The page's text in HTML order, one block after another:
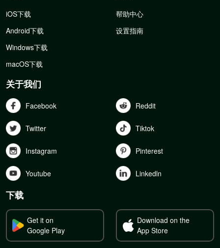
iOS下载
Android下载
Windows下载
macOS下载
帮助中心
设置指南
关于我们
Facebook Reddit
Twitter Tiktok
Instagram Pinterest
Youtube Linkedln
下载
Get it on
Google Play
Download on the
App Store